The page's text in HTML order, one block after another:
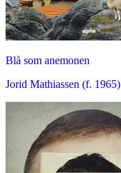
Blå som anemonen
Jorid Mathiassen (f. 1965)